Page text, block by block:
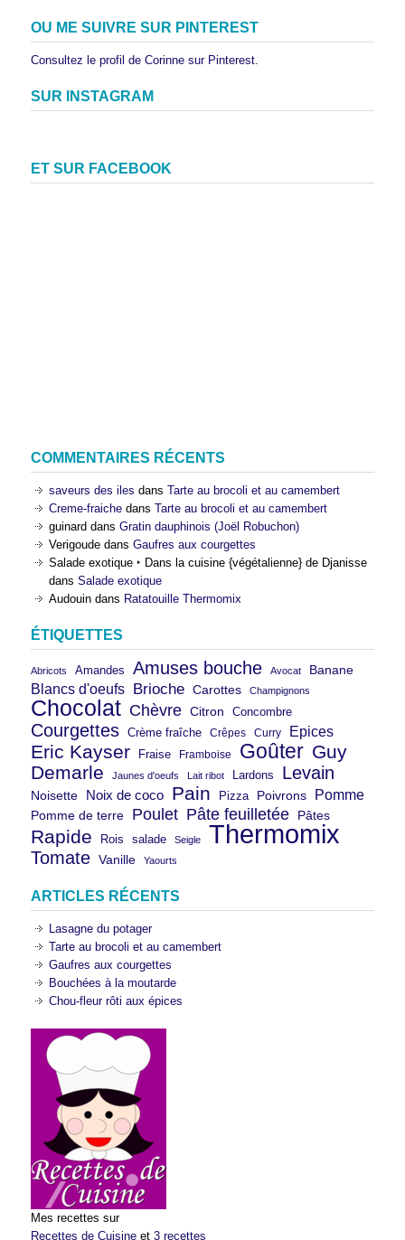
OU ME SUIVRE SUR PINTEREST
Consultez le profil de Corinne sur Pinterest.
SUR INSTAGRAM
ET SUR FACEBOOK
COMMENTAIRES RÉCENTS
saveurs des iles dans Tarte au brocoli et au camembert
Creme-fraiche dans Tarte au brocoli et au camembert
guinard dans Gratin dauphinois (Joël Robuchon)
Verigoude dans Gaufres aux courgettes
Salade exotique ‣ Dans la cuisine {végétalienne} de Djanisse
dans Salade exotique
Audouin dans Ratatouille Thermomix
ÉTIQUETTES
Abricots Amandes Amuses bouche Avocat Banane
Blancs d'oeufs Brioche Carottes Champignons
Chocolat Chèvre Citron Concombre
Courgettes Crème fraîche Crêpes Curry Epices
Eric Kayser Fraise Framboise Goûter Guy
Demarle
Jaunes d'oeufs Lait ribot Lardons Levain
Noisette Noix de coco Pain Pizza Poivrons Pomme
Pomme de terre Poulet Pâte feuilletée Pâtes
Rapide Rois salade Seigle Thermomix
Tomate Vanille Yaourts
ARTICLES RÉCENTS
Lasagne du potager
Tarte au brocoli et au camembert
Gaufres aux courgettes
Bouchées à la moutarde
Chou-fleur rôti aux épices
Mes recettes sur
Recettes de Cuisine et 3 recettes